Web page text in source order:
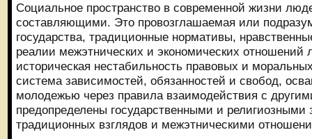
Социальное пространство в современной жизни
составляющими. Это провозглашаемая или
государства, традиционные нормативы,
реалии межэтнических и экономических
историческая нестабильность правовых и
система зависимостей, обязанностей и свобод,
молодежью через правила взаимодействия с
предопределены государственными и религиозными
традиционных взглядов и межэтническими